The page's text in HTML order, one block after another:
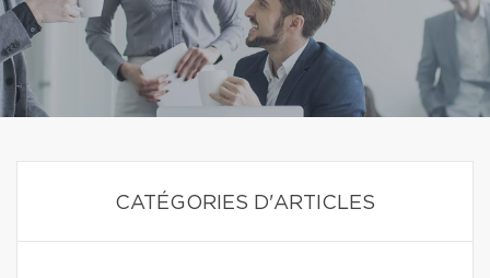
CATÉGORIES D'ARTICLES